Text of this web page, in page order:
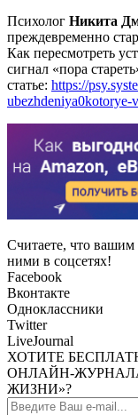
Психолог Никита
преждевременно
Как пересмотреть
сигнал «пора
статье: https://
ubezhdeniya0kotorye-
Считаете, что вашим
ними в соцсетях!
Facebook
Вконтакте
Одноклассники
Twitter
LiveJournal
ХОТИТЕ
ОНЛАЙН-
ЖИЗНИ»?